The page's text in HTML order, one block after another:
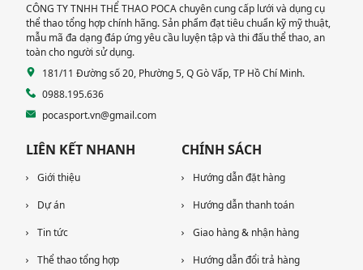
CÔNG TY TNHH THỂ THAO POCA chuyên cung cấp lưới và dụng cụ
thể thao tổng hợp chính hãng. Sản phẩm đạt tiêu chuẩn kỹ mỹ thuật,
mẫu mã đa dạng đáp ứng yêu cầu luyện tập và thi đấu thể thao, an
toàn cho người sử dụng.
181/11 Đường số 20, Phường 5, Q Gò Vấp, TP Hồ Chí Minh.
0988.195.636
pocasport.vn@gmail.com
LIÊN KẾT NHANH
Giới thiệu
Dự án
Tin tức
Thể thao tổng hợp
CHÍNH SÁCH
Hướng dẫn đặt hàng
Hướng dẫn thanh toán
Giao hàng & nhận hàng
Hướng dẫn đổi trả hàng